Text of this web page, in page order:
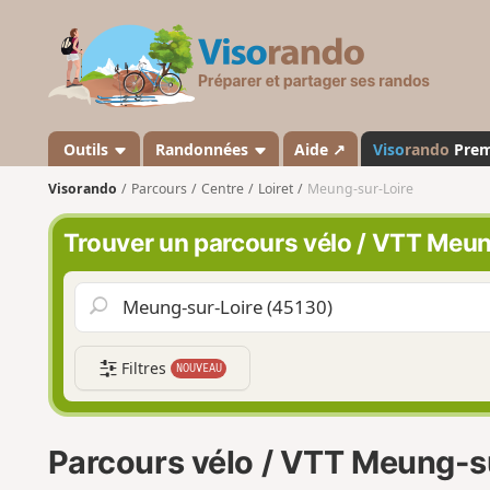
s
a
n
o
Outils Randonnées Aide ↗ Visorando
Visorando Parcours Centre Loiret Meung-sur-Loire
Trouver un parcours vélo / VTT
Filtres NOUVEAU
Parcours vélo / VTT Meung-